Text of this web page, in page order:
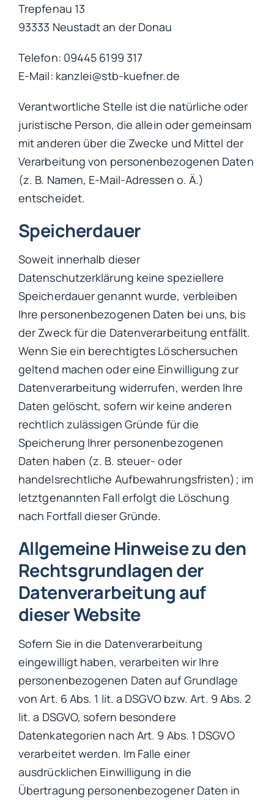
Trepfenau 13
93333 Neustadt an der Donau
Telefon: 09445 6199 317
E-Mail: kanzlei@stb-kuefner.de
Verantwortliche Stelle ist die natürliche oder
juristische Person, die allein oder gemeinsam
mit anderen über die Zwecke und Mittel der
Verarbeitung von personenbezogenen Daten
(z. B. Namen, E-Mail-Adressen o. Ä.)
entscheidet.
Speicherdauer
Soweit innerhalb dieser
Datenschutzerklärung keine speziellere
Speicherdauer genannt wurde, verbleiben
Ihre personenbezogenen Daten bei uns, bis
der Zweck für die Datenverarbeitung entfällt.
Wenn Sie ein berechtigtes Löschersuchen
geltend machen oder eine Einwilligung zur
Datenverarbeitung widerrufen, werden Ihre
Daten gelöscht, sofern wir keine anderen
rechtlich zulässigen Gründe für die
Speicherung Ihrer personenbezogenen
Daten haben (z. B. steuer- oder
handelsrechtliche Aufbewahrungsfristen); im
letztgenannten Fall erfolgt die Löschung
nach Fortfall dieser Gründe.
Allgemeine Hinweise zu den
Rechtsgrundlagen der
Datenverarbeitung auf
dieser Website
Sofern Sie in die Datenverarbeitung
eingewilligt haben, verarbeiten wir Ihre
personenbezogenen Daten auf Grundlage
von Art. 6 Abs. 1 lit. a DSGVO bzw. Art. 9 Abs. 2
lit. a DSGVO, sofern besondere
Datenkategorien nach Art. 9 Abs. 1 DSGVO
verarbeitet werden. Im Falle einer
ausdrücklichen Einwilligung in die
Übertragung personenbezogener Daten in